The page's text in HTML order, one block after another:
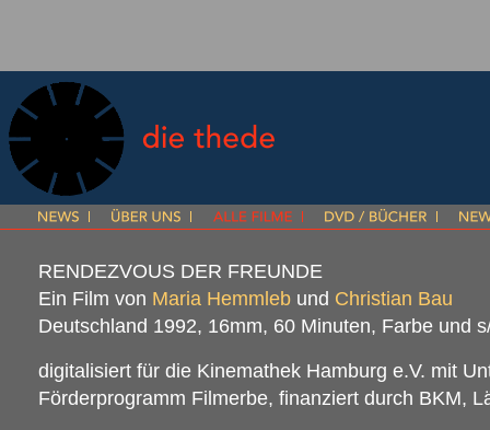
RENDEZVOUS DER FREUNDE
Ein Film von Maria Hemmleb und Christian Bau
Deutschland 1992, 16mm, 60 Minuten, Farbe und
digitalisiert für die Kinemathek Hamburg e.V. mit
Förderprogramm Filmerbe, finanziert durch BKM,